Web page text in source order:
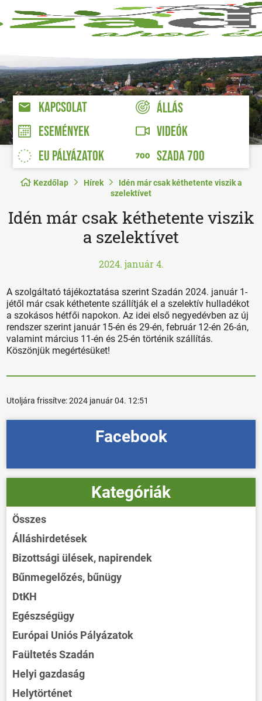
KAPCSOLAT
ÁLLÁS
ESEMÉNYEK
VIDEÓK
EU PÁLYÁZATOK
SZADA 700
Kezdőlap Hírek
Idén már csak kéthetente viszik a
szelektívet
Idén már csak kéthetente viszik
a szelektívet
2024. január 4.
A szolgáltató tájékoztatása szerint Szadán 2024. január 1-
jétől már csak kéthetente szállítják el a szelektív hulladékot
a szokásos hétfői napokon. Az idei első negyedévben az új
rendszer szerint január 15-én és 29-én, február 12-én 26-án,
valamint március 11-én és 25-én történik szállítás.
Köszönjük megértésüket!
Utoljára frissítve:2024 január 04. 12:51
Facebook
Kategóriák
Összes
Álláshirdetések
Bizottsági ülések, napirendek
Bűnmegelőzés, bűnügy
DtKH
Egészségügy
Európai Uniós Pályázatok
Faültetés Szadán
Helyi gazdaság
Helytörténet